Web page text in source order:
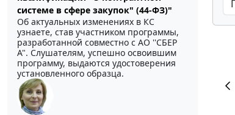
системе в сфере закупок" (44-ФЗ)"
Об актуальных изменениях в КС
узнаете, став участником программы,
разработанной совместно с АО ''СБЕР
А". Слушателям, успешно освоившим
программу, выдаются удостоверения
установленного образца.